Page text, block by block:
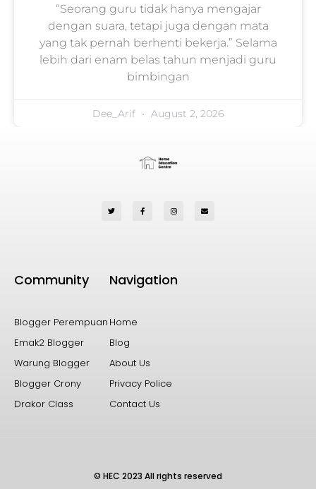
“Seorang guru tidak hanya mengajar
dengan suara, tetapi juga dengan mata
yang tak pernah berhenti bekerja.” Selama
lebih dari enam belas tahun menjadi guru
bimbingan
Dee_Arif August 2, 2026
Community
Blogger Perempuan
Emak2 Blogger
Warung Blogger
Blogger Crony
Drakor Class
Navigation
Home
Blog
About Us
Privacy Police
Contact Us
© HEC 2023 All rights reserved